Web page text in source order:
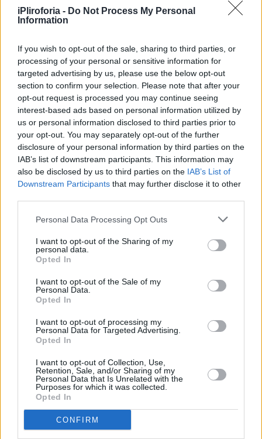
iPliroforia - Do Not Process My Personal
Information
If you wish to opt-out of the sale, sharing to third parties, or
processing of your personal or sensitive information for
targeted advertising by us, please use the below opt-out
section to confirm your selection. Please note that after your
opt-out request is processed you may continue seeing
interest-based ads based on personal information utilized by
us or personal information disclosed to third parties prior to
your opt-out. You may separately opt-out of the further
disclosure of your personal information by third parties on the
IAB’s list of downstream participants. This information may
also be disclosed by us to third parties on the IAB’s List of
Downstream Participants that may further disclose it to other
Personal Data Processing Opt Outs
I want to opt-out of the Sharing of my
personal data.
Opted In
I want to opt-out of the Sale of my
Personal Data.
Opted In
I want to opt-out of processing my
Personal Data for Targeted Advertising.
Opted In
I want to opt-out of Collection, Use,
Retention, Sale, and/or Sharing of my
Personal Data that Is Unrelated with the
Purposes for which it was collected.
Opted In
CONFIRM
ζούγκλα. Τι ακριβώς έχει συμβεί με τον
Μάριο Πρίαμο και την Καρολίνα;
Δείτε το trailer του αποψινού
Survivor All Star